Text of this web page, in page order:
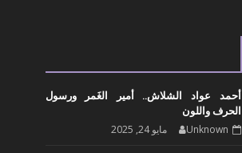
أحمد عواد الشلاش.. أمير الغَمر ورسول
الحرف واللون
Unknown مايو 24, 2025